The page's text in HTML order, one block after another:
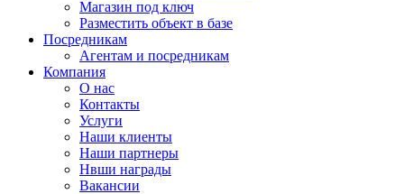
Магазин под ключ
Разместить объект в базе
Посредникам
Агентам и посредникам
Компания
О нас
Контакты
Услуги
Наши клиенты
Наши партнеры
Нвши награды
Вакансии